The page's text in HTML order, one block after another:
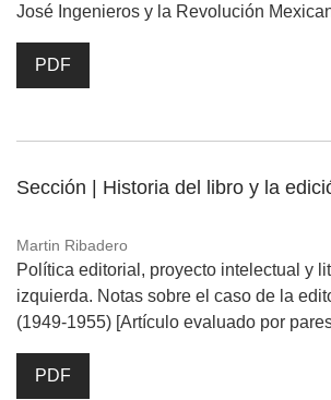
José Ingenieros y la Revolución
PDF
Sección | Historia del libro y la
Martin Ribadero
Política editorial, proyecto intelectual y
izquierda. Notas sobre el caso de la
(1949-1955) [Artículo evaluado por
PDF